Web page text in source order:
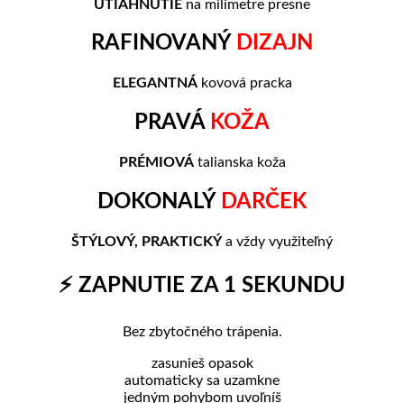
UTIAHNUTIE na milimetre presne
RAFINOVANÝ DIZAJN
ELEGANTNÁkovová pracka
PRAVÁ KOŽA
PRÉMIOVÁtalianska koža
DOKONALÝ DARČEK
ŠTÝLOVÝ, PRAKTICKÝa vždy využiteľný
⚡ ZAPNUTIE ZA 1 SEKUNDU
Bez zbytočného trápenia.
zasunieš opasok
automaticky sa uzamkne
jedným pohybom uvoľníš